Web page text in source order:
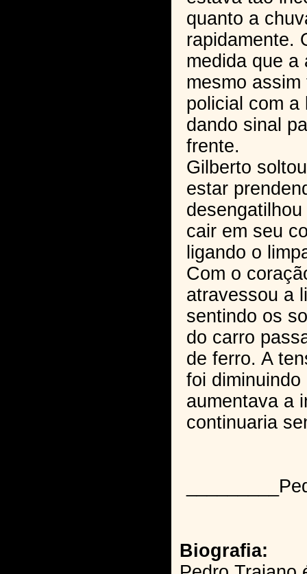
quanto a
rapidamente.
medida que a
mesmo
policial com a
dando sinal
frente.
Gilberto
estar
cair em seu
ligando o
Com o
atravessou a
sentindo os
do carro
de ferro. A
foi
aumentava a
continuaria
Biografia: